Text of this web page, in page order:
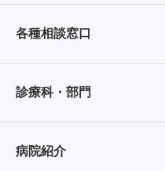
各種相談窓口
診療科・部門
病院紹介